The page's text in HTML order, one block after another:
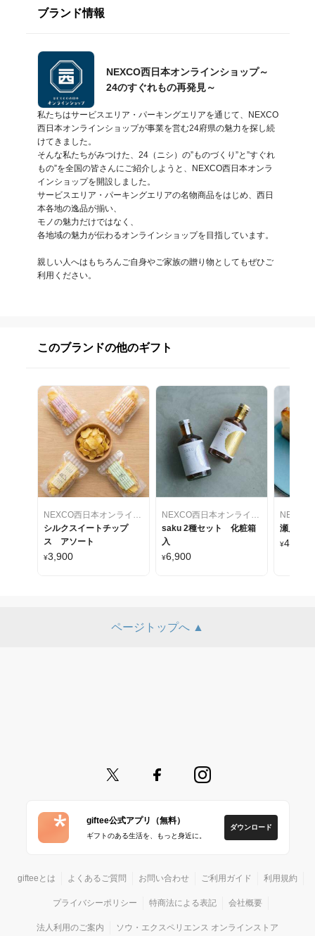
ブランド情報
NEXCO西日本オンラインショップ～
24のすぐれもの再発見～
私たちはサービスエリア・パーキングエリアを通じて、NEXCO
西日本オンラインショップが事業を営む24府県の魅力を探し続
けてきました。
そんな私たちがみつけた、24（ニシ）の”ものづくり”と”すぐれ
もの”を全国の皆さんにご紹介しようと、NEXCO西日本オンラ
インショップを開設しました。
サービスエリア・パーキングエリアの名物商品をはじめ、西日
本各地の逸品が揃い、
モノの魅力だけではなく、
各地域の魅力が伝わるオンラインショップを目指しています。
親しい人へはもちろんご自身やご家族の贈り物としてもぜひご
利用ください。
このブランドの他のギフト
NEXCO西日本オンラインショップ～24のすぐれもの再発見～
シルクスイートチップ
ス アソート
¥3,900
NEXCO西日本オンラインショップ～24のすぐれもの再発見～
saku 2種セット 化粧箱
入
¥6,900
瀬戸内
¥4,600
ページトップへ ▲
giftee公式アプリ（無料）
ギフトのある生活を、もっと身近に。
ダウンロード
gifteeとは よくあるご質問 お問い合わせ ご利用ガイド 利用規約
プライバシーポリシー 特商法による表記 会社概要
法人利用のご案内 ソウ・エクスペリエンス オンラインストア